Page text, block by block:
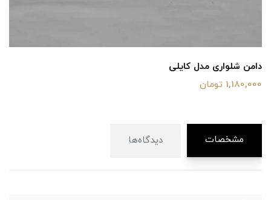
دامن شلواری مدل کایلی
1,180,000 تومان
مشخصات دیدگاه‌ها